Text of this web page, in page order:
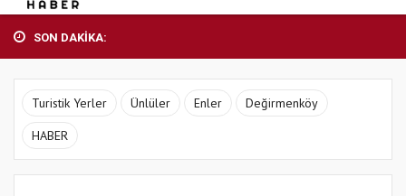
SON DAKİKA:
Turistik Yerler Ünlüler Enler
Değirmenköy
HABER